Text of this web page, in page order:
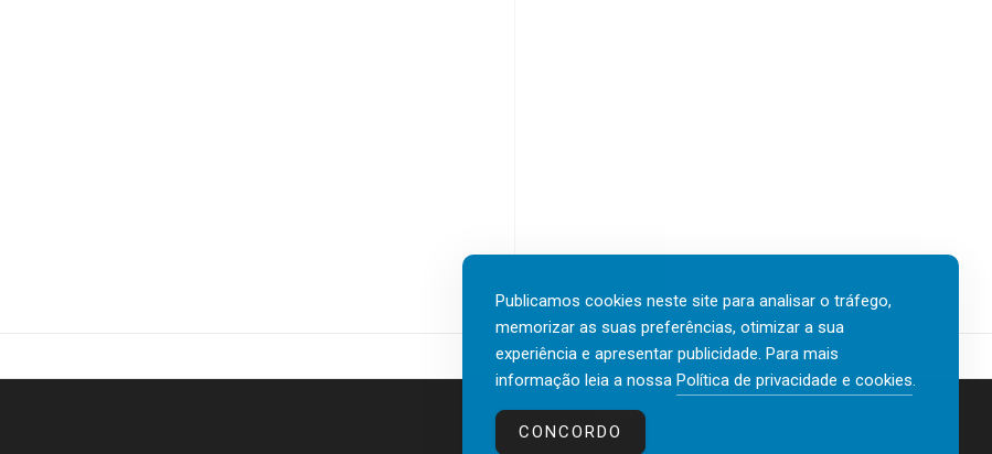
Contactos
Publicamos cookies neste site para analisar o tráfego,
memorizar as suas preferências, otimizar a sua
experiência e apresentar publicidade. Para mais
informação leia a nossa Política de privacidade e cookies.
CONCORDO